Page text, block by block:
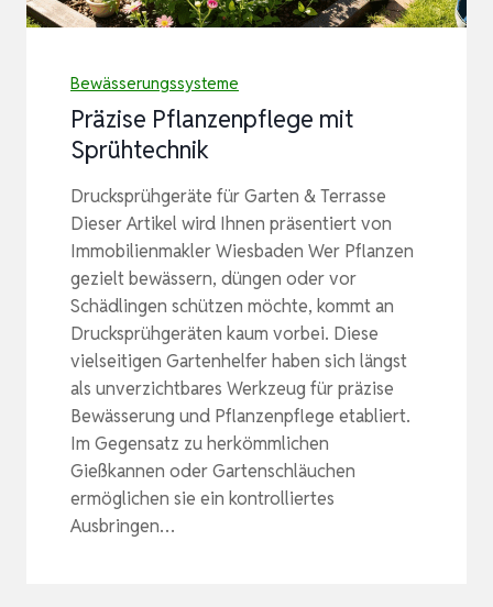
Bewässerungssysteme
Präzise Pflanzenpflege mit
Sprühtechnik
Drucksprühgeräte für Garten & Terrasse
Dieser Artikel wird Ihnen präsentiert von
Immobilienmakler Wiesbaden Wer Pflanzen
gezielt bewässern, düngen oder vor
Schädlingen schützen möchte, kommt an
Drucksprühgeräten kaum vorbei. Diese
vielseitigen Gartenhelfer haben sich längst
als unverzichtbares Werkzeug für präzise
Bewässerung und Pflanzenpflege etabliert.
Im Gegensatz zu herkömmlichen
Gießkannen oder Gartenschläuchen
ermöglichen sie ein kontrolliertes
Ausbringen…